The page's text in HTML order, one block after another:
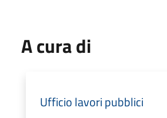
A cura di
Ufficio lavori pubblici